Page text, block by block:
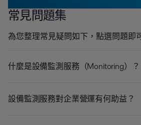
常見問題集
為您整理常見疑問如下，點選問題即
什麼是設備監測服務（Monitoring）？
設備監測服務對企業營運有何助益？